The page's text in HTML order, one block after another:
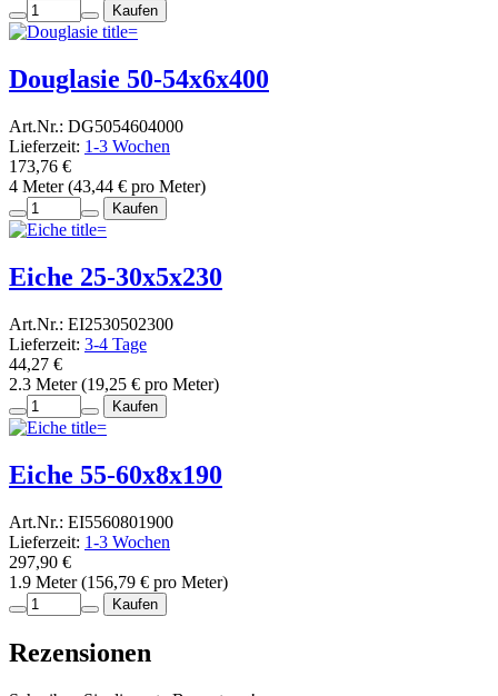
Kaufen
Douglasie 50-54x6x400
Art.Nr.: DG5054604000
Lieferzeit: 1-3 Wochen
173,76 €
4 Meter (43,44 € pro Meter)
Kaufen
Eiche 25-30x5x230
Art.Nr.: EI2530502300
Lieferzeit: 3-4 Tage
44,27 €
2.3 Meter (19,25 € pro Meter)
Kaufen
Eiche 55-60x8x190
Art.Nr.: EI5560801900
Lieferzeit: 1-3 Wochen
297,90 €
1.9 Meter (156,79 € pro Meter)
Kaufen
Rezensionen